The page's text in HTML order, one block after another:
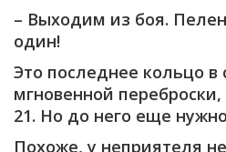
– Выходим из боя.
один!
Это последнее кольцо в
мгновенной
21. Но до него еще
Похоже, у неприятеля